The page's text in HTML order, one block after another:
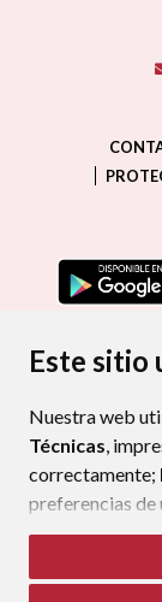
Este sitio
Nuestra web
Técnicas,
correctamente;
preferencias de
funcionamiento
Si acepta